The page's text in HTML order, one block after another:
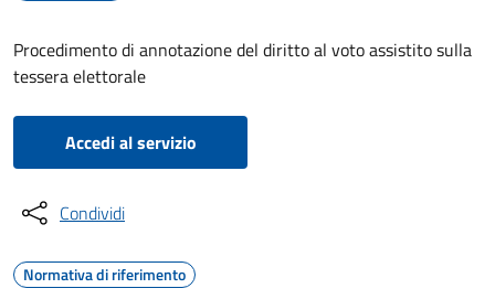
Procedimento di annotazione del diritto al voto assistito sulla
tessera elettorale
Accedi al servizio
Condividi
Normativa di riferimento